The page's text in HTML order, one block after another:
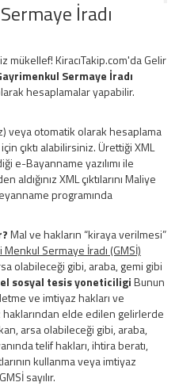
İradı
KiracıTakip.com'da Gelir
Sermaye İradı
hesaplamalar yapabilir.
veya otomatik olarak hesaplama
çıktı alabilirsiniz. Ürettiği XML
e-Bayanname yazılımı ile
XML çıktılarını Maliye
programında
Mal ve hakların “kiraya verilmesi”
Menkul Sermaye İradı (GMSİ)
olabileceği gibi, araba, gemi gibi
sosyal tesis yoneticiligiBunun
ve imtiyaz hakları ve
haklarından elde edilen gelirlerde
arsa olabileceği gibi, araba,
telif hakları, ihtira beratı,
kullanma veya imtiyaz
sayılır.